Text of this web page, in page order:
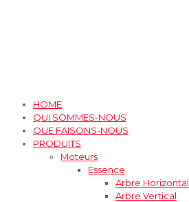
HOME
QUI SOMMES-NOUS
QUE FAISONS-NOUS
PRODUITS
Moteurs
Essence
Arbre Horizontal
Arbre Vertical